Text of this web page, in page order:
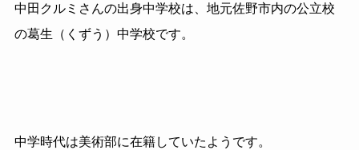
中田クルミさんの出身中学校は、地元佐野市内の公立校
の葛生（くずう）中学校です。
中学時代は美術部に在籍していたようです。